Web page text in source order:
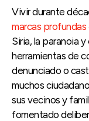
Vivir durante
marcas
Siria, la paranoia
herramientas de
denunciado o
muchos
sus vecinos y
fomentado